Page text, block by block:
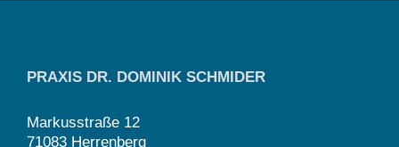
PRAXIS DR. DOMINIK SCHMIDER
Markusstraße 12
71083 Herrenberg